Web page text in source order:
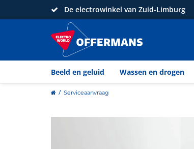
De electrowinkel van Zuid-Limburg
Beeld en geluid Wassen en drogen
homeServiceaanvraag